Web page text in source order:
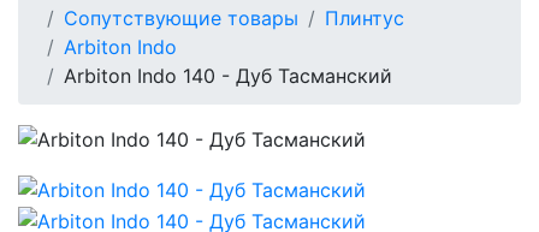
Сопутствующие товары
Плинтус
Arbiton Indo
Arbiton Indo 140 - Дуб Тасманский